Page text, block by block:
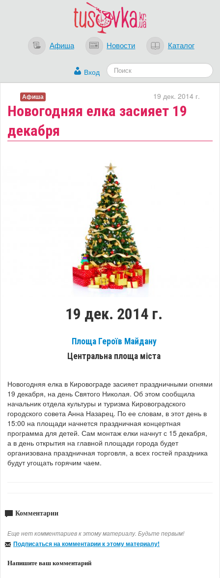
Афиша Новости Каталог
Вход
Новогодняя елка засияет 19
декабря
19 дек. 2014 г.
Афиша
19 дек. 2014 г.
Площа Героїв Майдану
Центральна площа міста
Новогодняя елка в Кировограде засияет праздничными огнями
19 декабря, на день Святого Николая. Об этом сообщила
начальник отдела культуры и туризма Кировоградского
городского совета Анна Назарец. По ее словам, в этот день в
15:00 на площади начнется праздничная концертная
программа для детей. Сам монтаж елки начнут с 15 декабря,
а в день открытия на главной площади города будет
организована праздничная торговля, а всех гостей праздника
будут угощать горячим чаем.
Комментарии
Еще нет комментариев к этому материалу. Будьте первым!
Подписаться на комментарии к этому материалу!
Напишите ваш комментарий